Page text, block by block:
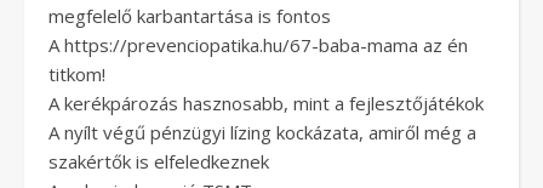
megfelelő karbantartása is fontos
A https://prevenciopatika.hu/67-baba-mama az én
titkom!
A kerékpározás hasznosabb, mint a fejlesztőjátékok
A nyílt végű pénzügyi lízing kockázata, amiről még a
szakértők is elfeledkeznek